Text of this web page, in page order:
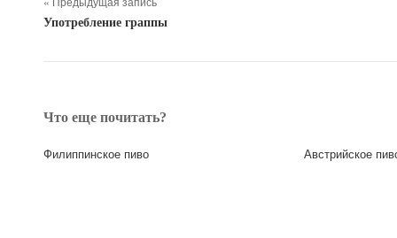
Употребление граппы
Что еще почитать?
Филиппинское пиво Австрийское